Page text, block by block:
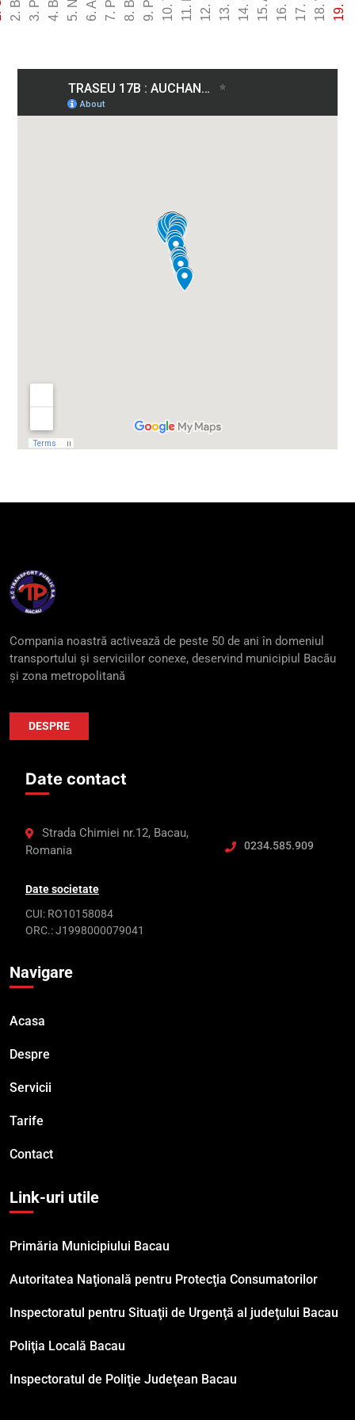
Compania noastră activează de peste 50 de ani în domeniul
transportului și serviciilor conexe, deservind municipiul Bacău
și zona metropolitană
DESPRE
Date contact
Strada Chimiei nr.12, Bacau,
Romania
0234.585.909
Date societate
CUI: RO10158084
ORC.: J1998000079041
Navigare
Acasa
Despre
Servicii
Tarife
Contact
Link-uri utile
Primăria Municipiului Bacau
Autoritatea Naţională pentru Protecţia Consumatorilor
Inspectoratul pentru Situaţii de Urgenţă al judeţului Bacau
Poliţia Locală Bacau
Inspectoratul de Poliţie Judeţean Bacau